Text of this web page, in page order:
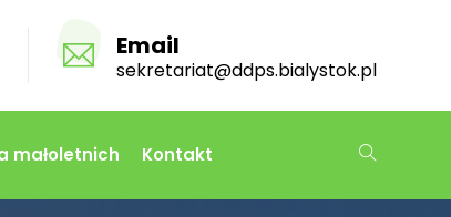
Email
sekretariat@ddps.bialystok.pl
małoletnich Kontakt